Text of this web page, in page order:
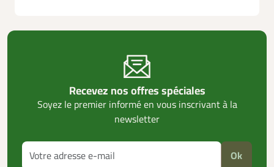
Recevez nos offres spéciales
Soyez le premier informé en vous inscrivant à la
newsletter
Ok